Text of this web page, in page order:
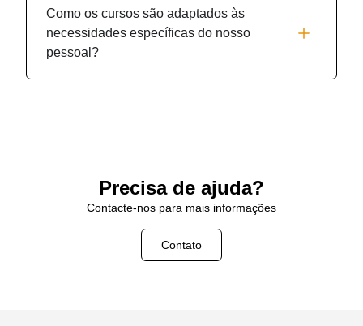
Como os cursos são adaptados às
necessidades específicas do nosso
pessoal?
Precisa de ajuda?
Contacte-nos para mais informações
Contato